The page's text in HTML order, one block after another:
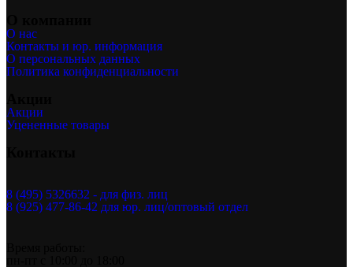
О нас
Контакты и юр. информация
О персональных данных
Политика конфиденциальности
Акции
Уцененные товары
8 (495) 5326632 - для физ. лиц
8 (925) 477-86-42 для юр. лиц/оптовый отдел